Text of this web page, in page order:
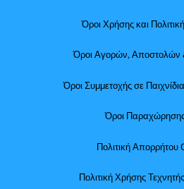
Όροι Χρήσης και
Όροι Αγορών, Αποστολών
Όροι Συμμετοχής σε
Όροι
Πολιτική
Πολιτική Χρήσης